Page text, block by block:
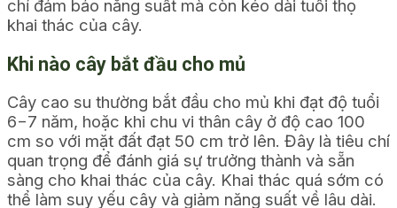
chỉ đảm bảo năng suất mà còn kéo dài tuổi thọ
khai thác của cây.
Khi nào cây bắt đầu cho mủ
Cây cao su thường bắt đầu cho mủ khi đạt độ tuổi
6−7 năm, hoặc khi chu vi thân cây ở độ cao 100
cm so với mặt đất đạt 50 cm trở lên. Đây là tiêu chí
quan trọng để đánh giá sự trưởng thành và sẵn
sàng cho khai thác của cây. Khai thác quá sớm có
thể làm suy yếu cây và giảm năng suất về lâu dài.